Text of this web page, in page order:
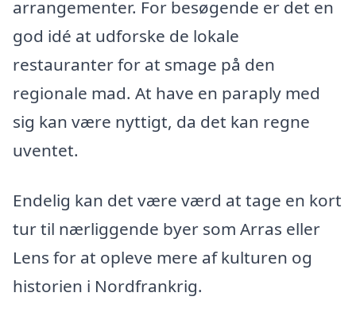
arrangementer. For besøgende er det en
god idé at udforske de lokale
restauranter for at smage på den
regionale mad. At have en paraply med
sig kan være nyttigt, da det kan regne
uventet.
Endelig kan det være værd at tage en kort
tur til nærliggende byer som Arras eller
Lens for at opleve mere af kulturen og
historien i Nordfrankrig.